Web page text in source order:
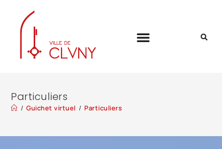
Particuliers
/ Guichet virtuel / Particuliers